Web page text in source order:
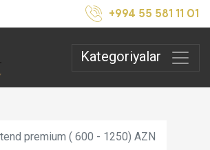
+994 55 581 11 01
Kategoriyalar
premium ( 600 - 1250) AZN